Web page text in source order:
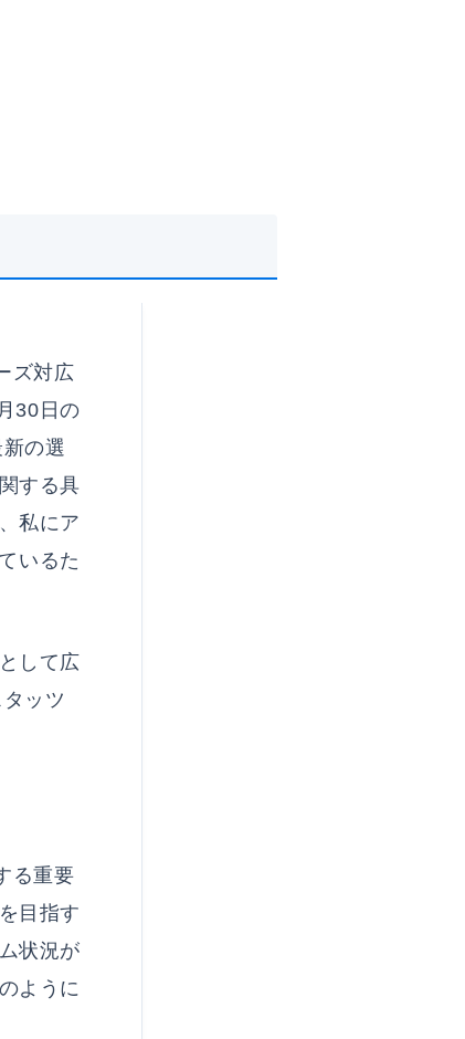
ズ対広
30日の
の選
する具
私にア
いるた
して広
ッツ
る重要
目指す
状況が
ように